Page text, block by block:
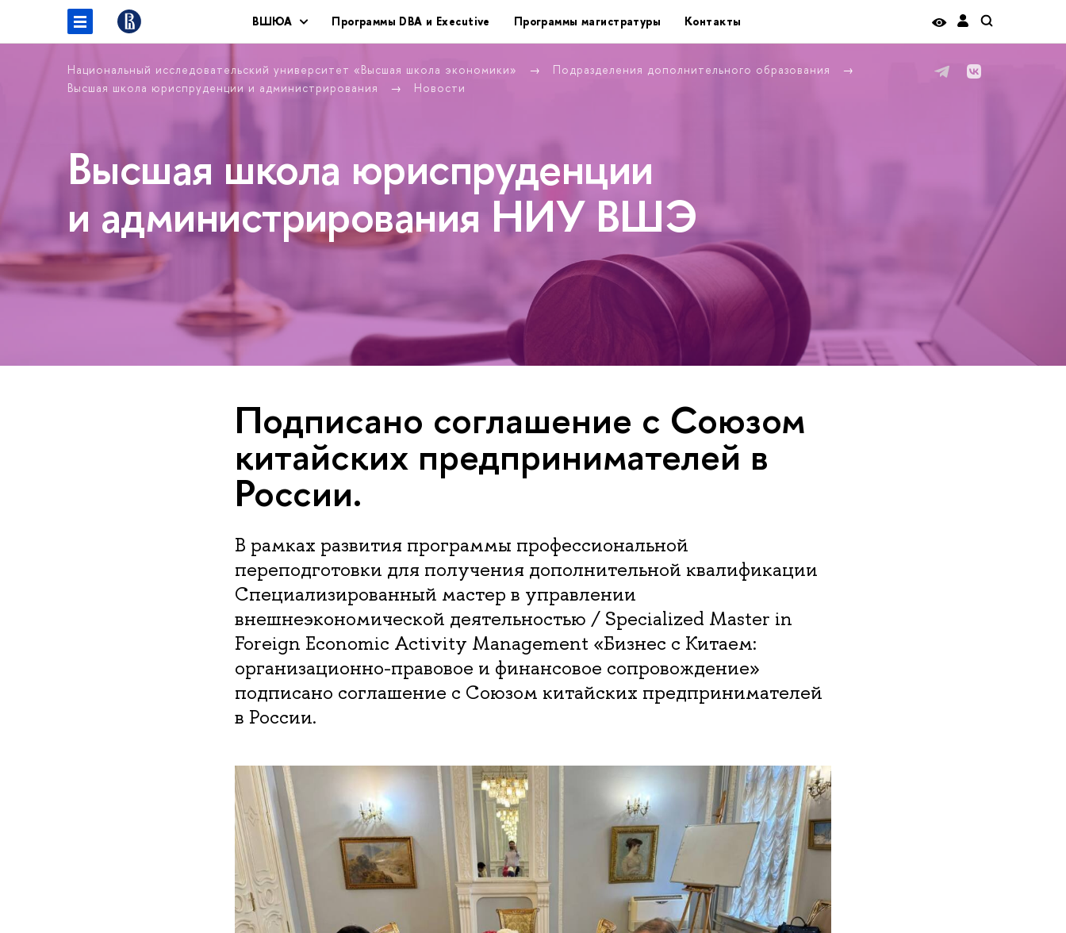
ВШЮА Программы DBA и Executive Программы магистратуры Контакты
Национальный исследовательский университет «Высшая школа экономики»
Подразделения дополнительного образования
Высшая школа юриспруденции и администрирования
Новости
Высшая школа юриспруденции
и администрирования НИУ ВШЭ
Подписано соглашение с Союзом
китайских предпринимателей в
России.
В рамках развития программы профессиональной
переподготовки для получения дополнительной квалификации
Специализированный мастер в управлении
внешнеэкономической деятельностью / Specialized Master in
Foreign Economic Activity Management «Бизнес с Китаем:
организационно-правовое и финансовое сопровождение»
подписано соглашение с Союзом китайских предпринимателей
в России.